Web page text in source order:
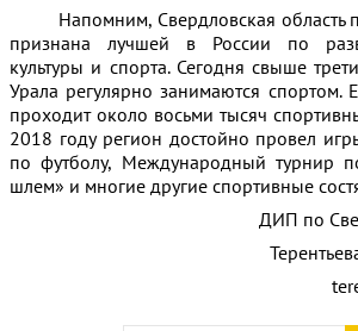
Напомним, Свердловская область
признана лучшей в России по
культуры и спорта. Сегодня свыше
Урала регулярно занимаются спортом.
проходит около восьми тысяч
2018 году регион достойно провел
по футболу, Международный турнир
шлем» и многие другие спортивные
ДИП по